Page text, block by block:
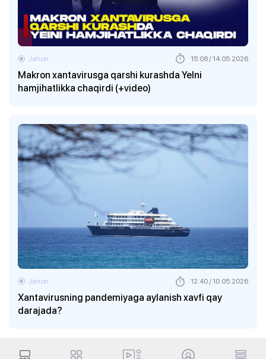
Makron xantavirusga qarshi kurashda YeIni
hamjihatlikka chaqirdi (+video)
Jahon 15:08 / 14.05.2026
Xantavirusning pandemiyaga aylanish xavfi qay
darajada?
Jahon 12:40 / 10.05.2026